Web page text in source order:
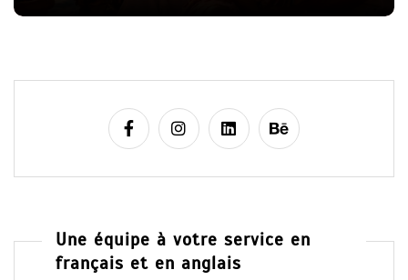
Une équipe à votre service en
français et en anglais